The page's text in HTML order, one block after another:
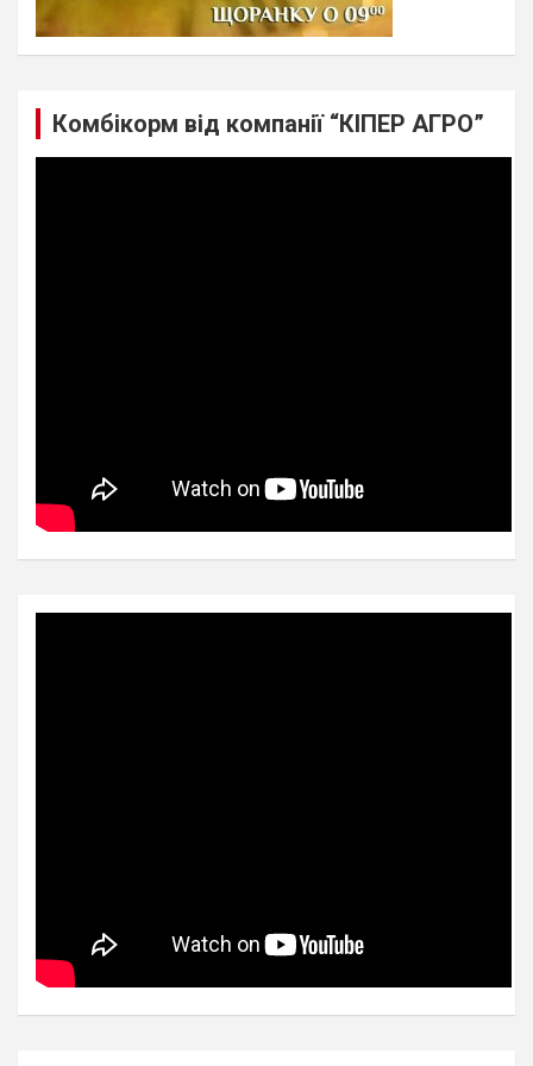
Комбікорм від компанії “КІПЕР АГРО”